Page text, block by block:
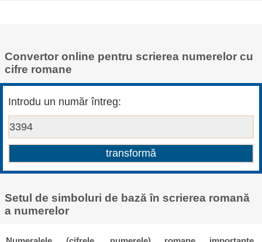
Convertor online pentru scrierea numerelor cu
cifre romane
Introdu un număr întreg:
Setul de simboluri de bază în scrierea romană
a numerelor